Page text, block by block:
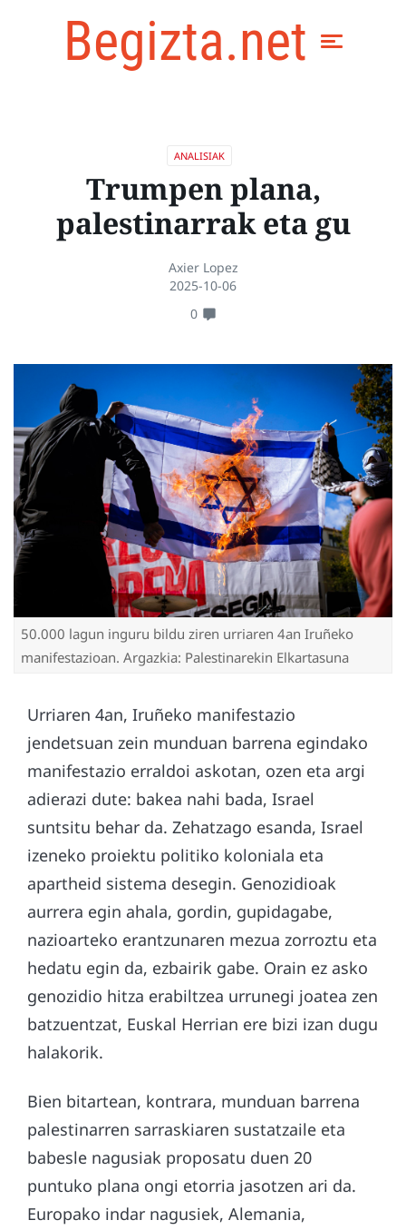
Begizta.net
ANALISIAK
Trumpen plana,
palestinarrak eta gu
Axier Lopez
2025-10-06
0
50.000 lagun inguru bildu ziren urriaren 4an Iruñeko
manifestazioan. Argazkia: Palestinarekin Elkartasuna
Urriaren 4an, Iruñeko manifestazio
jendetsuan zein munduan barrena egindako
manifestazio erraldoi askotan, ozen eta argi
adierazi dute: bakea nahi bada, Israel
suntsitu behar da. Zehatzago esanda, Israel
izeneko proiektu politiko koloniala eta
apartheid sistema desegin. Genozidioak
aurrera egin ahala, gordin, gupidagabe,
nazioarteko erantzunaren mezua zorroztu eta
hedatu egin da, ezbairik gabe. Orain ez asko
genozidio hitza erabiltzea urrunegi joatea zen
batzuentzat, Euskal Herrian ere bizi izan dugu
halakorik.
Bien bitartean, kontrara, munduan barrena
palestinarren sarraskiaren sustatzaile eta
babesle nagusiak proposatu duen 20
puntuko plana ongi etorria jasotzen ari da.
Europako indar nagusiek, Alemania,